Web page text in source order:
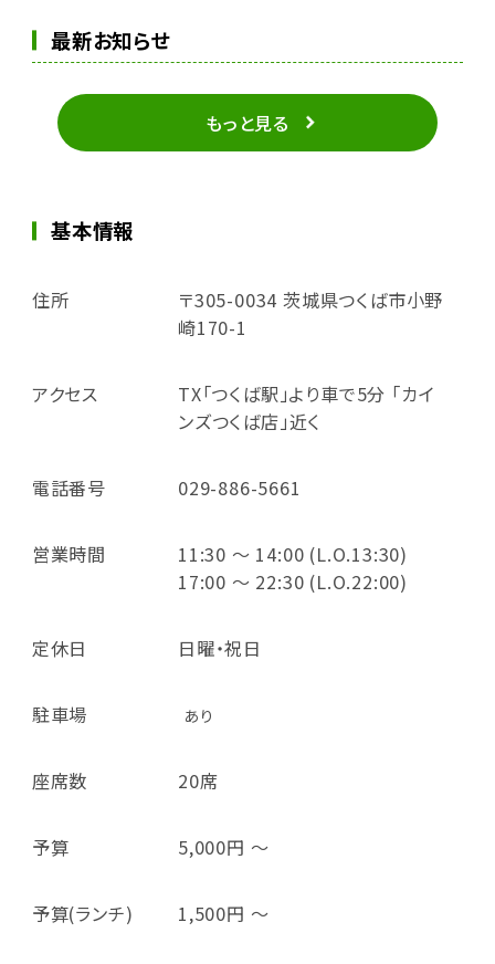
最新お知らせ
もっと見る
基本情報
住所
〒305-0034 茨城県つくば市小野
崎170-1
アクセス
TX「つくば駅」より車で5分 「カイ
ンズつくば店」近く
電話番号 029-886-5661
営業時間
11:30 ～ 14:00 (L.O.13:30)
17:00 ～ 22:30 (L.O.22:00)
定休日 日曜・祝日
駐車場 あり
座席数 20席
予算 5,000円 ～
予算(ランチ) 1,500円 ～